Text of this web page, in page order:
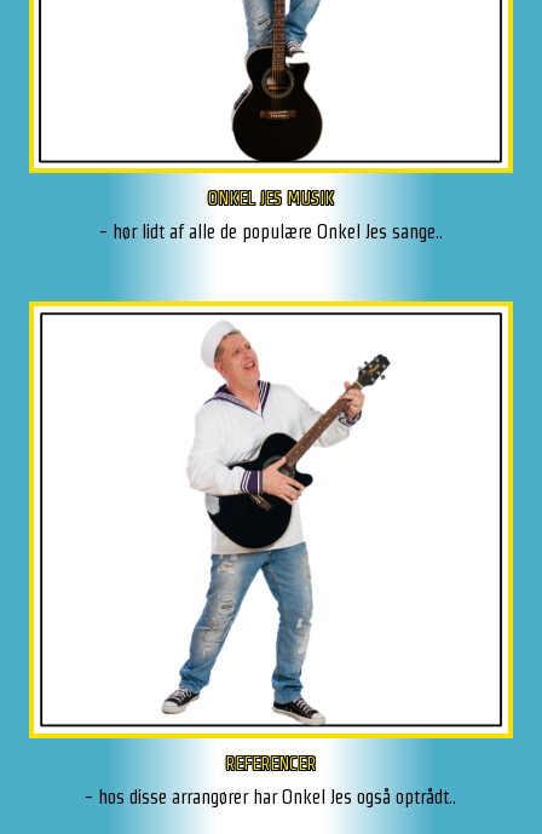
ONKEL JES MUSIK
- hør lidt af alle de populære Onkel Jes sange..
REFERENCER
- hos disse arrangører har Onkel Jes også optrådt..